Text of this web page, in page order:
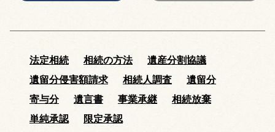
法定相続 相続の方法
遺産分割協議
遺留分侵害額請求
相続人調査
遺留分
寄与分
遺言書 事業承継
相続放棄
単純承認
限定承認